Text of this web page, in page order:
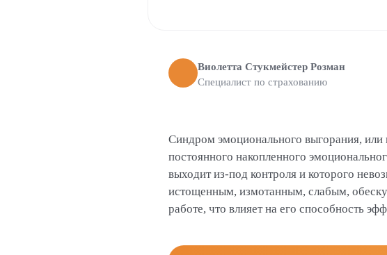
Виолетта Стукмейстер Розман
Специалист по страхованию
Синдром эмоционального выгорания, или
постоянного накопленного
выходит из-под контроля и которого
истощенным, измотанным, слабым,
работе, что влияет на его способность